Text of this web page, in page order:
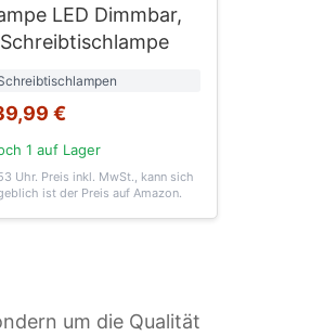
LED Dimmbar,
€
1 auf Lager
Uhr. Preis inkl. MwSt., kann sich
ist der Preis auf Amazon.
um die Qualität